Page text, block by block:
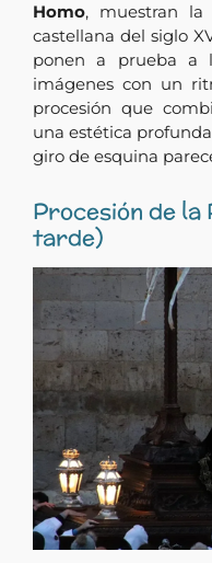
Homo, muestran la
castellana del siglo
ponen a prueba a
imágenes con un
procesión que
una estética
giro de esquina
Procesión de la
tarde)